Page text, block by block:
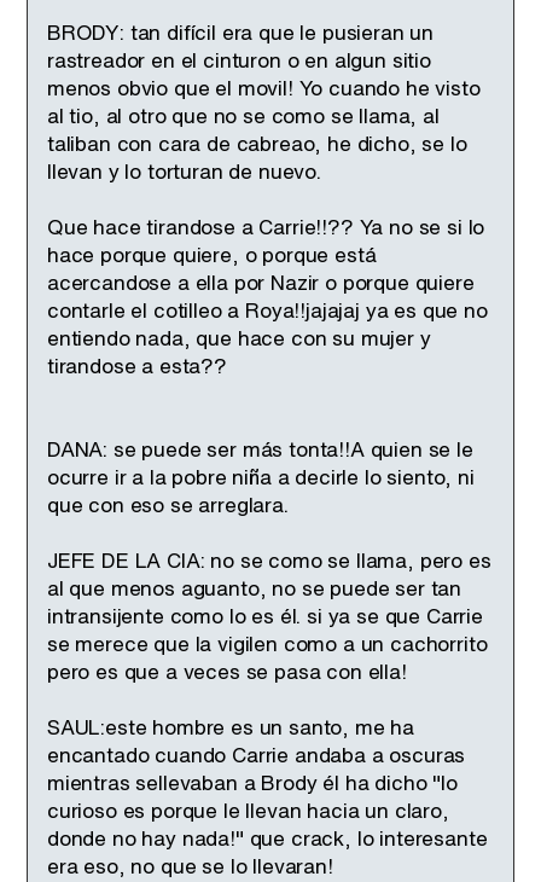
BRODY: tan difícil era que le pusieran un
rastreador en el cinturon o en algun sitio
menos obvio que el movil! Yo cuando he visto
al tio, al otro que no se como se llama, al
taliban con cara de cabreao, he dicho, se lo
llevan y lo torturan de nuevo.
Que hace tirandose a Carrie!!?? Ya no se si lo
hace porque quiere, o porque está
acercandose a ella por Nazir o porque quiere
contarle el cotilleo a Roya!!jajajaj ya es que no
entiendo nada, que hace con su mujer y
tirandose a esta??
DANA: se puede ser más tonta!!A quien se le
ocurre ir a la pobre niña a decirle lo siento, ni
que con eso se arreglara.
JEFE DE LA CIA: no se como se llama, pero es
al que menos aguanto, no se puede ser tan
intransijente como lo es él. si ya se que Carrie
se merece que la vigilen como a un cachorrito
pero es que a veces se pasa con ella!
SAUL:este hombre es un santo, me ha
encantado cuando Carrie andaba a oscuras
mientras sellevaban a Brody él ha dicho "lo
curioso es porque le llevan hacia un claro,
donde no hay nada!" que crack, lo interesante
era eso, no que se lo llevaran!